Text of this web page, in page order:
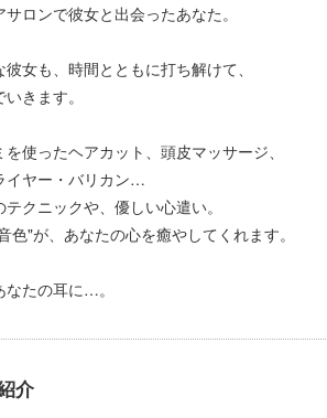
ロンで彼女と出会ったあなた。
女も、時間とともに打ち解けて、
きます。
使ったヘアカット、頭皮マッサージ、
イヤー・バリカン…
クニックや、優しい心遣い。
色"が、あなたの心を癒やしてくれます。
たの耳に…。
介